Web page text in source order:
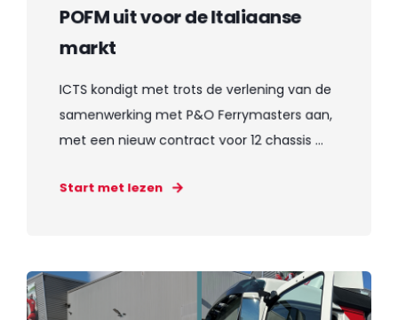
POFM uit voor de Italiaanse
markt
ICTS kondigt met trots de verlening van de
samenwerking met P&O Ferrymasters aan,
met een nieuw contract voor 12 chassis ...
Start met lezen